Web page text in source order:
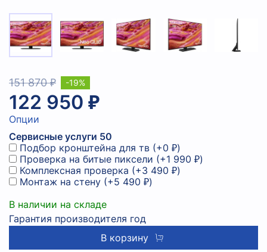
151 870 ₽
122 950 ₽
-19%
Опции
Сервисные услуги 50
Подбор кронштейна для тв (+0 ₽)
Проверка на битые пиксели (+1 990 ₽)
Комплексная проверка (+3 490 ₽)
Монтаж на стену (+5 490 ₽)
В наличии на складе
Гарантия производителя год
В корзину